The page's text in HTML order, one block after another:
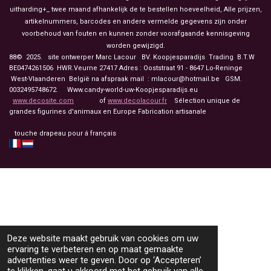
Deze website maakt gebruik van cookies om uw
ervaring te verbeteren en op maat gemaakte
advertenties weer te geven. Door op ‘Accepteren’
uitharding+_ twee maand afhankelijk de te bestellen hoeveelheid, Alle prijzen,
artikelnummers, barcodes en andere vermelde gegevens zijn onder
voorbehoud van fouten en kunnen zonder voorafgaande kennisgeving
worden gewijzigd.
88© 2025. site ontwerper Marc Lacour BV. Koopjesparadijs Trading
B.T.W
BE0474261506 HWR.Veurne 27417 Adres : Ooststraat 91 - 8647 Lo-Reninge
West-Vlaanderen België na afspraak mail : mlacour@hotmail.be GSM.
0032495748672. Www.candy-world-uw-Koopjesparadijs.eu
www.decosite.com of www.decolacour.fr Sélection unique de
grandes figurines d'animaux en Europe Fabrication artisanale
touche drapeau pour á français